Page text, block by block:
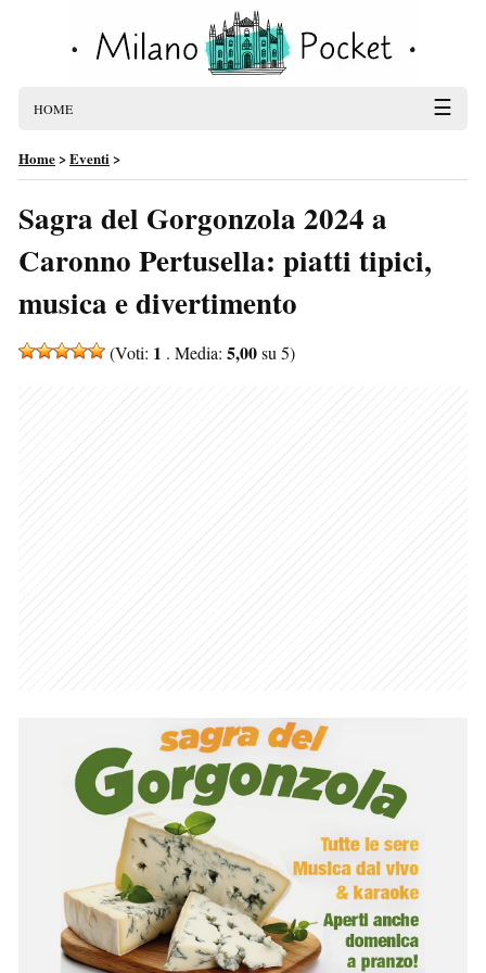
HOME ☰
Home>Eventi>
Sagra del Gorgonzola 2024 a
Caronno Pertusella: piatti tipici,
musica e divertimento
(Voti: 1 . Media: 5,00su 5)